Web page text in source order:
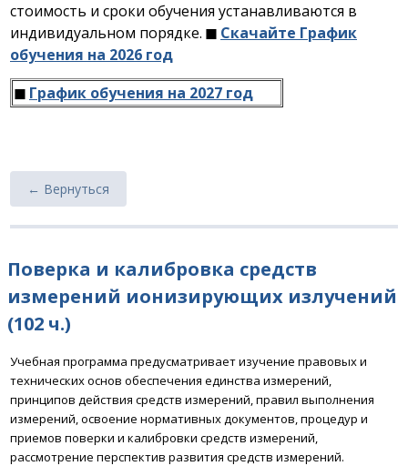
стоимость и сроки обучения устанавливаются в
индивидуальном порядке. ◼ Скачайте График
обучения на 2026 год
◼ График обучения на 2027 год
← Вернуться
Поверка и калибровка средств
измерений ионизирующих излучений
(102 ч.)
Учебная программа предусматривает изучение правовых и
технических основ обеспечения единства измерений,
принципов действия средств измерений, правил выполнения
измерений, освоение нормативных документов, процедур и
приемов поверки и калибровки средств измерений,
рассмотрение перспектив развития средств измерений.